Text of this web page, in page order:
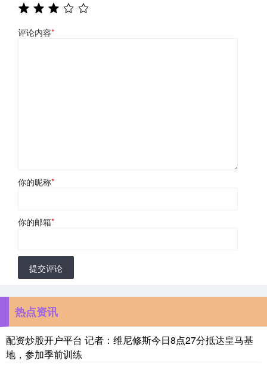
评论内容*
你的昵称*
你的邮箱*
提交评论
热点资讯
配资炒股开户平台 记者：维尼修斯今日8点27分抵达皇马基
地，参加季前训练